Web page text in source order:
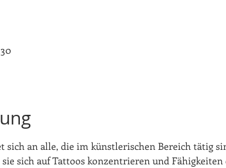
an alle, die im künstlerischen Bereich tätig
sich auf Tattoos konzentrieren und